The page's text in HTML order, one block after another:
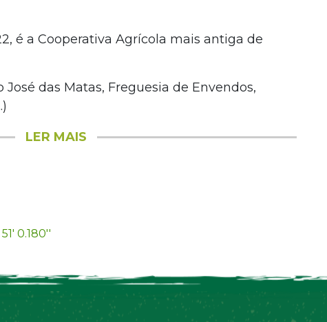
é a Cooperativa Agrícola mais antiga de
José das Matas, Freguesia de Envendos,
LER MAIS
0.180''